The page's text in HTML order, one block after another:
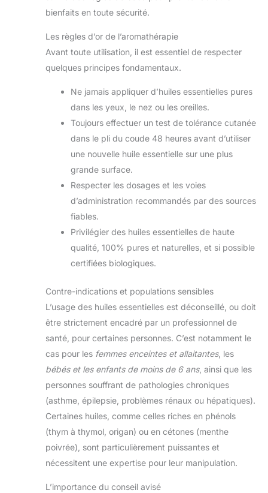
bienfaits en toute sécurité.
Les règles d’or de l’aromathérapie
Avant toute utilisation, il est essentiel de respecter
quelques principes fondamentaux.
Ne jamais appliquer d’huiles essentielles pures
dans les yeux, le nez ou les oreilles.
Toujours effectuer un test de tolérance cutanée
dans le pli du coude 48 heures avant d’utiliser
une nouvelle huile essentielle sur une plus
grande surface.
Respecter les dosages et les voies
d’administration recommandés par des sources
fiables.
Privilégier des huiles essentielles de haute
qualité, 100% pures et naturelles, et si possible
certifiées biologiques.
Contre-indications et populations sensibles
L’usage des huiles essentielles est déconseillé, ou doit
être strictement encadré par un professionnel de
santé, pour certaines personnes. C’est notamment le
cas pour les femmes enceintes et allaitantes, les
bébés et les enfants de moins de 6 ans, ainsi que les
personnes souffrant de pathologies chroniques
(asthme, épilepsie, problèmes rénaux ou hépatiques).
Certaines huiles, comme celles riches en phénols
(thym à thymol, origan) ou en cétones (menthe
poivrée), sont particulièrement puissantes et
nécessitent une expertise pour leur manipulation.
L’importance du conseil avisé